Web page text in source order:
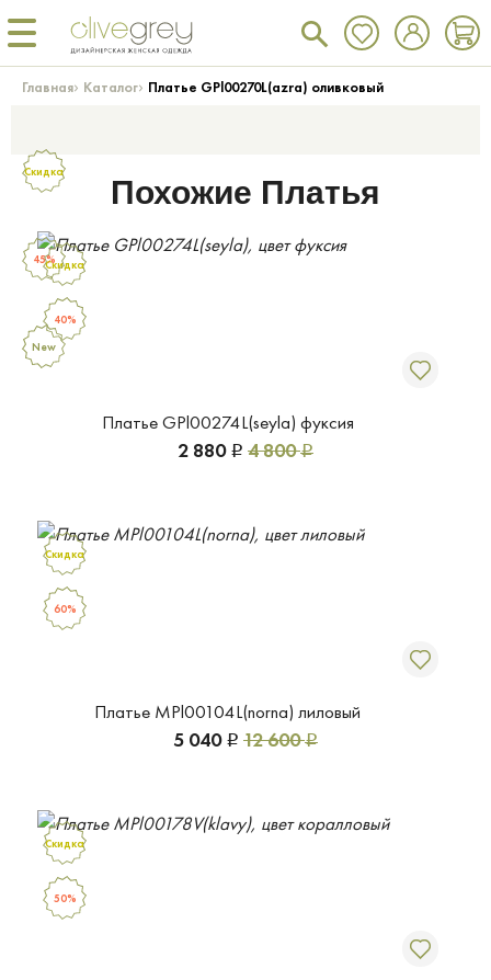
Главная› Каталог› Платье GPl00270L(azra) оливковый
Скидка
45%
New
Похожие Платья
Платье GPl00274L(seyla) фуксия
2 880 Р 4 800Р
Скидка
40%
Платье MPl00104L(norna) лиловый
5 040 Р 12 600Р
Скидка
60%
Скидка
50%